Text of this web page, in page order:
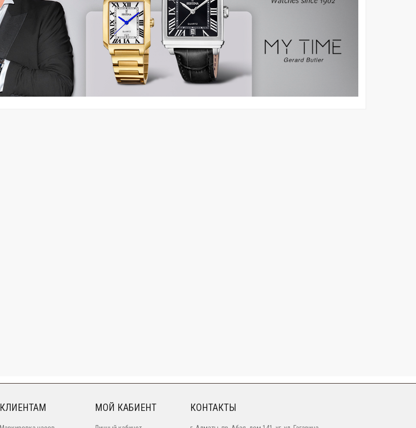
КЛИЕНТАМ МОЙ КАБИЕНТ КОНТАКТЫ